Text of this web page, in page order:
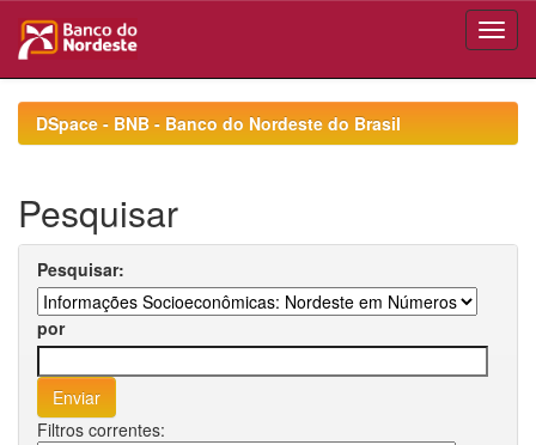
navigationDSpace - BNB - Banco do Nordeste do Brasil
Pesquisar
Pesquisar:
por
Filtros correntes: